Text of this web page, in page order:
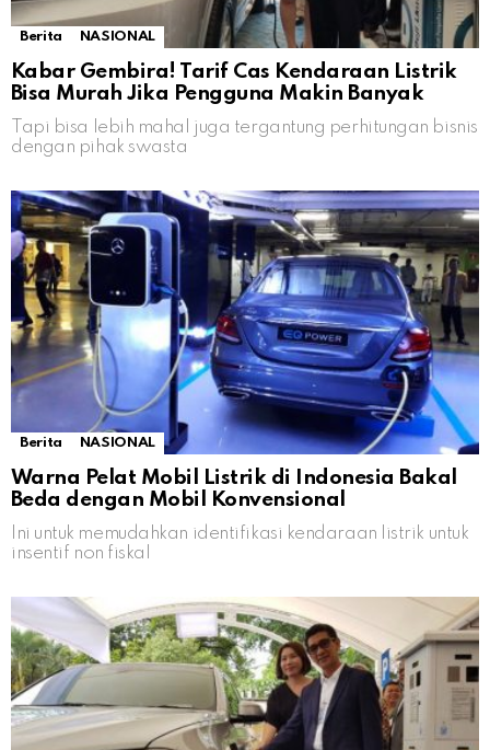
Berita NASIONAL
Kabar Gembira! Tarif Cas Kendaraan Listrik
Bisa Murah Jika Pengguna Makin Banyak
Tapi bisa lebih mahal juga tergantung perhitungan bisnis
dengan pihak swasta
Berita NASIONAL
Warna Pelat Mobil Listrik di Indonesia Bakal
Beda dengan Mobil Konvensional
Ini untuk memudahkan identifikasi kendaraan listrik untuk
insentif non fiskal